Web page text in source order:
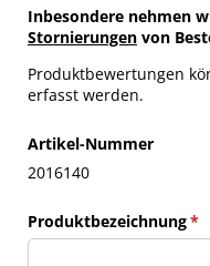
Inbesondere nehmen
Stornierungen von
Produktbewertungen
erfasst werden.
Artikel-Nummer
2016140
Produktbezeichnung*